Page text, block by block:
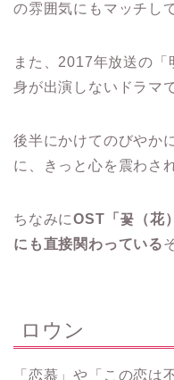
の雰囲気にもマッチし
また、2017年放送の「
身が出演しないドラマ
後半にかけてのびやか
に、きっと心を震わさ
ちなみにOST「꽃（花
にも直接関わっている
ロウン
「恋慕」や「この恋は